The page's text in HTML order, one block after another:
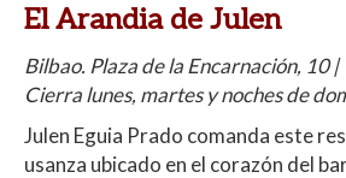
El Arandia de Julen
Bilbao. Plaza de la Encarnación, 10
Cierra lunes, martes y noches de
Julen Eguia Prado comanda este
usanza ubicado en el corazón del